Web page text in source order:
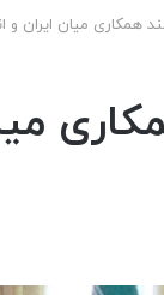
همکاری میان ایران و